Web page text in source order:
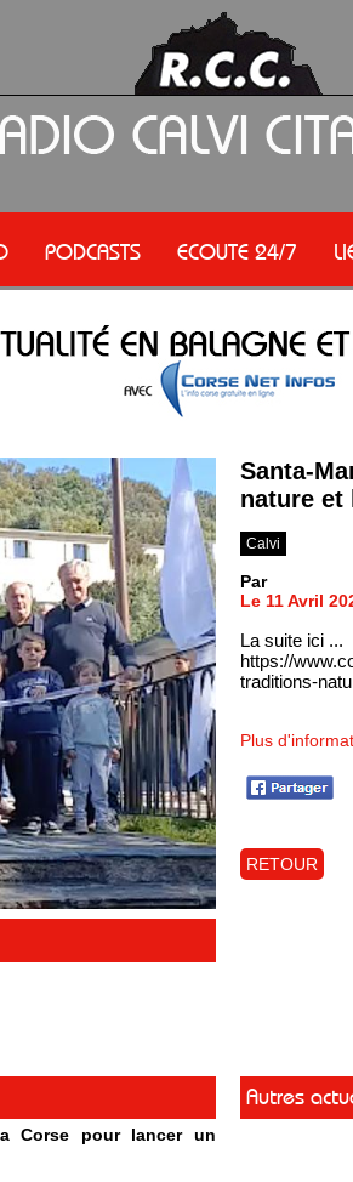
PODCASTS ECOUTE 24/7
Santa-
nature et
Calvi
Par
Le 11 Avril
La suite ici ...
https://
traditions-
Plus
RETOUR
Corse pour lancer un
Autres